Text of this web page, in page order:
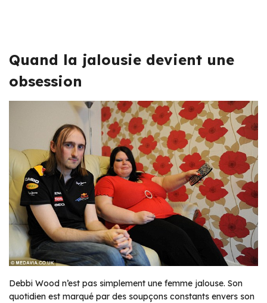
Quand la jalousie devient une
obsession
Debbi Wood n’est pas simplement une femme jalouse. Son
quotidien est marqué par des soupçons constants envers son